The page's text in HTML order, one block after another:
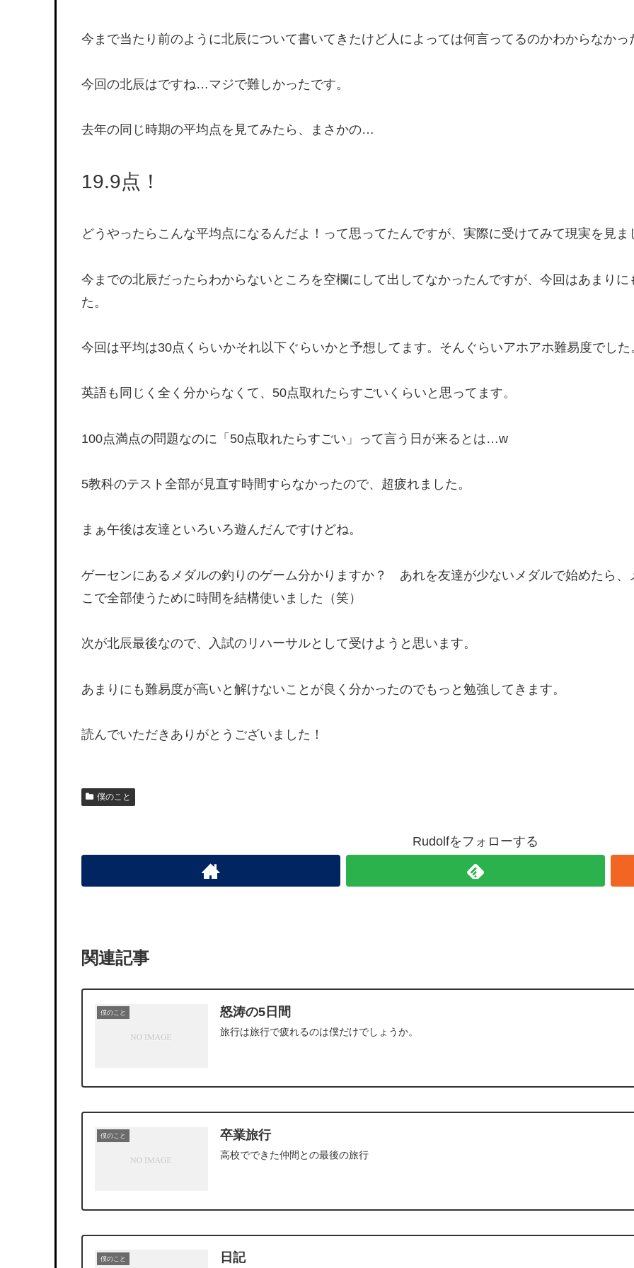
今まで当たり前のように北辰について書いてきたけど人によっては何言ってるのかわからなか
今回の北辰はですね…マジで難しかったです。
去年の同じ時期の平均点を見てみたら、まさかの…
19.9点！
どうやったらこんな平均点になるんだよ！って思ってたんですが、実際に受けてみて現実を見ま
今までの北辰だったらわからないところを空欄にして出してなかったんですが、今回はあまり
た。
今回は平均は30点くらいかそれ以下ぐらいかと予想してます。そんぐらいアホアホ難易度でした
英語も同じく全く分からなくて、50点取れたらすごいくらいと思ってます。
100点満点の問題なのに「50点取れたらすごい」って言う日が来るとは…w
5教科のテスト全部が見直す時間すらなかったので、超疲れました。
まぁ午後は友達といろいろ遊んだんですけどね。
ゲーセンにあるメダルの釣りのゲーム分かりますか？ あれを友達が少ないメダルで始めたら、
こで全部使うために時間を結構使いました（笑）
次が北辰最後なので、入試のリハーサルとして受けようと思います。
あまりにも難易度が高いと解けないことが良く分かったのでもっと勉強してきます。
読んでいただきありがとうございました！
僕のこと
Rudolfをフォローする
関連記事
僕のこと 怒涛の5日間
旅行は旅行で疲れるのは僕だけでしょうか。
僕のこと 卒業旅行
高校でできた仲間との最後の旅行
僕のこと 日記